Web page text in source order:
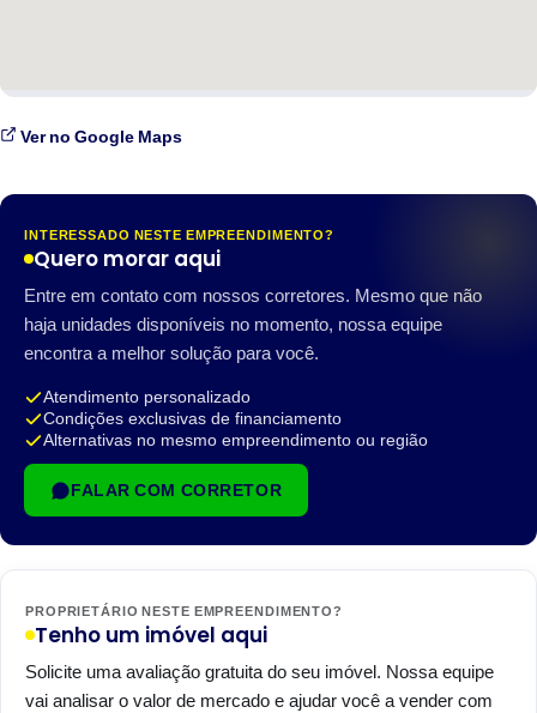
Ver no Google Maps
INTERESSADO NESTE EMPREENDIMENTO?
Quero morar aqui
Entre em contato com nossos corretores. Mesmo que não
haja unidades disponíveis no momento, nossa equipe
encontra a melhor solução para você.
Atendimento personalizado
Condições exclusivas de financiamento
Alternativas no mesmo empreendimento ou região
FALAR COM CORRETOR
PROPRIETÁRIO NESTE EMPREENDIMENTO?
Tenho um imóvel aqui
Solicite uma avaliação gratuita do seu imóvel. Nossa equipe
vai analisar o valor de mercado e ajudar você a vender com